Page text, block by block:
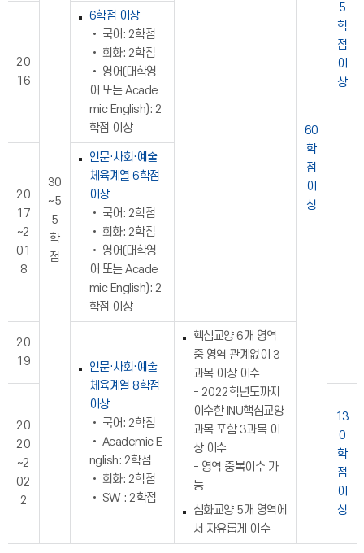
5
학
점
이
상
60
학
점
이
상
30
~5
5
학
점
20
16
6학점 이상
• 국어: 2학점
• 회화: 2학점
• 영어(대학영
어 또는 Acade
mic English): 2
학점 이상
20
17
~2
01
8
인문·사회·예술
체육계열 6학점
이상
• 국어: 2학점
• 회화: 2학점
• 영어(대학영
어 또는 Acade
mic English): 2
학점 이상
20
19
인문·사회·예술
체육계열 8학점
이상
• 국어: 2학점
• Academic E
nglish: 2학점
• 회화: 2학점
• SW : 2학점
핵심교양 6개 영역
중 영역 관계없이 3
과목 이상 이수
- 2022학년도까지
이수한 INU핵심교양
과목 포함 3과목 이
상 이수
- 영역 중복이수 가
능
심화교양 5개 영역에
서 자유롭게 이수
20
20
~2
02
2
13
0
학
점
이
상